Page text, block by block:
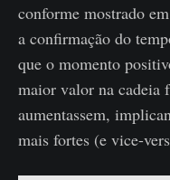
conforme mostrado
a confirmação do
que o momento
maior valor na cadeia
aumentassem,
mais fortes (e vice-